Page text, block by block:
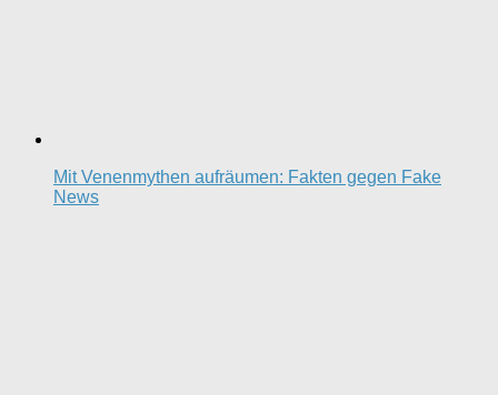
Mit Venenmythen aufräumen: Fakten gegen Fake
News